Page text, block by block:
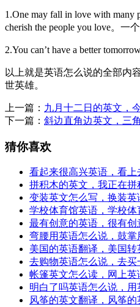
1.One may fall in love with many
cherish the people you love。
2.You can’t have a better
以上就是英语怎么说的全部内
世英雄。
上一篇： 九月十二日的英文，
下一篇： 斜边直角边英文，三
猜你喜欢
看起来很高兴英语，看
拼积木的英文，我正在
变装英文怎么写，换装英
学校体育馆英语，学校
最有创意的英语，很有
弯腰用英语怎么说，鼓
美国的英语翻译，美国转
去购物英语怎么说，去
帐篷英文怎么读，网上英
明白了吗英语怎么说，用
风筝的英文翻译，风筝的